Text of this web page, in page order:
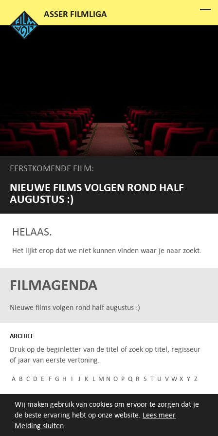
Melding sluiten
Wij maken gebruik van cookies om ervoor te zorgen dat je
de beste ervaring hebt op onze website. Lees meer
EERSTKOMENDE FILM:
NIEUWE FILMS VOLGEN ROND HALF
AUGUSTUS :)
HELAAS.
Het lijkt erop dat we niet kunnen vinden waar je naar zoekt.
FILMAGENDA
Nieuwe films volgen rond half augustus :)
ARCHIEF
Druk op de beginletter van de titel of zoek op titel, regisseur
of jaar van eerste vertoning.
A B C D E F G H I J K L M N O P Q R S T U V W X Y Z